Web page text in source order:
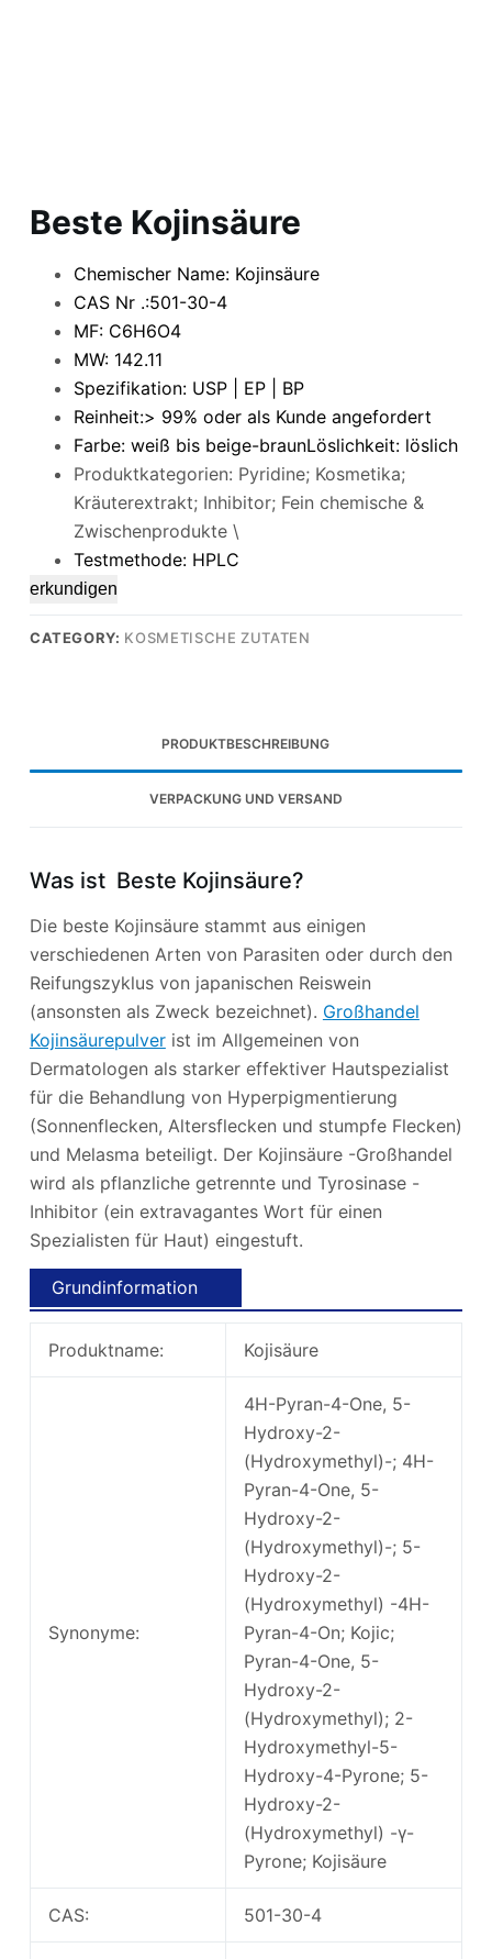
Beste Kojinsäure
Chemischer Name: Kojinsäure
CAS Nr .:501-30-4
MF: C6H6O4
MW: 142.11
Spezifikation: USP | EP | BP
Reinheit:> 99% oder als Kunde angefordert
Farbe: weiß bis beige-braunLöslichkeit: löslich
Produktkategorien: Pyridine; Kosmetika;
Kräuterextrakt; Inhibitor; Fein chemische &
Zwischenprodukte \
Testmethode: HPLC
erkundigen
CATEGORY: KOSMETISCHE ZUTATEN
PRODUKTBESCHREIBUNG
VERPACKUNG UND VERSAND
Was ist Beste Kojinsäure?
Die beste Kojinsäure stammt aus einigen
verschiedenen Arten von Parasiten oder durch den
Reifungszyklus von japanischen Reiswein
(ansonsten als Zweck bezeichnet). Großhandel
Kojinsäurepulverist im Allgemeinen von
Dermatologen als starker effektiver Hautspezialist
für die Behandlung von Hyperpigmentierung
(Sonnenflecken, Altersflecken und stumpfe Flecken)
und Melasma beteiligt. Der Kojinsäure -Großhandel
wird als pflanzliche getrennte und Tyrosinase -
Inhibitor (ein extravagantes Wort für einen
Spezialisten für Haut) eingestuft.
Grundinformation
Produktname: Kojisäure
Synonyme:
4H-Pyran-4-One, 5-
Hydroxy-2-
(Hydroxymethyl)-; 4H-
Pyran-4-One, 5-
Hydroxy-2-
(Hydroxymethyl)-; 5-
Hydroxy-2-
(Hydroxymethyl) -4H-
Pyran-4-On; Kojic;
Pyran-4-One, 5-
Hydroxy-2-
(Hydroxymethyl); 2-
Hydroxymethyl-5-
Hydroxy-4-Pyrone; 5-
Hydroxy-2-
(Hydroxymethyl) -γ-
Pyrone; Kojisäure
CAS: 501-30-4